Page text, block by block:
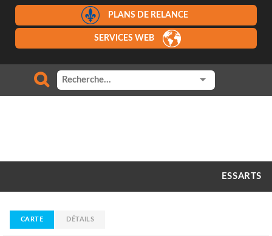
PLANS DE RELANCE
SERVICES WEB
ESSARTS
CARTE DÉTAILS